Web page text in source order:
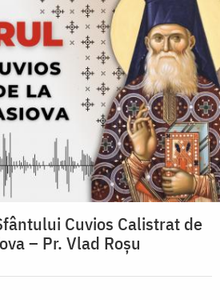
Cuvios Calistrat de
– Pr. Vlad Roșu